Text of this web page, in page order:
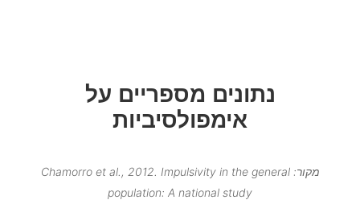
נתונים מספריים על
אימפולסיביות
מקור: Chamorro et al., 2012. Impulsivity in the general
population: A national study